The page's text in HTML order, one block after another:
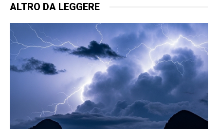
ALTRO DA LEGGERE